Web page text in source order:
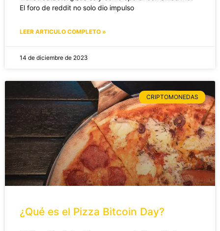
El foro de reddit no solo dio impulso
LEER ARTICULO COMPLETO »
14 de diciembre de 2023
CRIPTOMONEDAS
¿Qué es el Pizza Bitcoin Day?